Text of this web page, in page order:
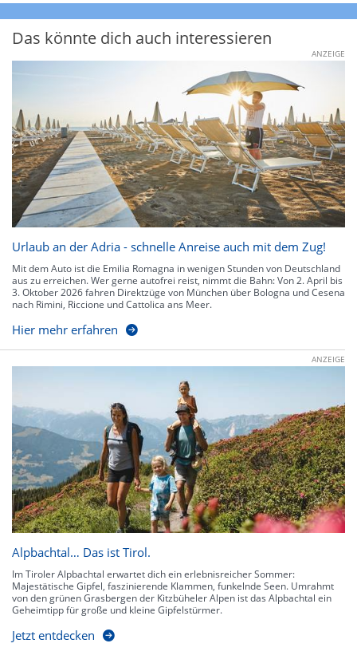
Das könnte dich auch interessieren
ANZEIGE
Urlaub an der Adria - schnelle Anreise auch mit dem Zug!
Mit dem Auto ist die Emilia Romagna in wenigen Stunden von Deutschland
aus zu erreichen. Wer gerne autofrei reist, nimmt die Bahn: Von 2. April bis
3. Oktober 2026 fahren Direktzüge von München über Bologna und Cesena
nach Rimini, Riccione und Cattolica ans Meer.
Hier mehr erfahren
ANZEIGE
Alpbachtal… Das ist Tirol.
Im Tiroler Alpbachtal erwartet dich ein erlebnisreicher Sommer:
Majestätische Gipfel, faszinierende Klammen, funkelnde Seen. Umrahmt
von den grünen Grasbergen der Kitzbüheler Alpen ist das Alpbachtal ein
Geheimtipp für große und kleine Gipfelstürmer.
Jetzt entdecken